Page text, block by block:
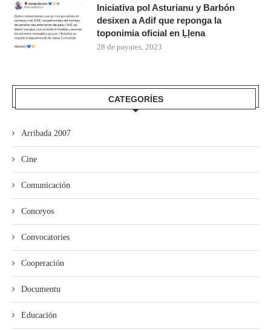
Iniciativa pol Asturianu y Barbón
desixen a Adif que reponga la
toponimia oficial en Ḷḷena
28 de payares, 2023
CATEGORÍES
Arribada 2007
Cine
Comunicación
Conceyos
Convocatories
Cooperación
Documentu
Educación